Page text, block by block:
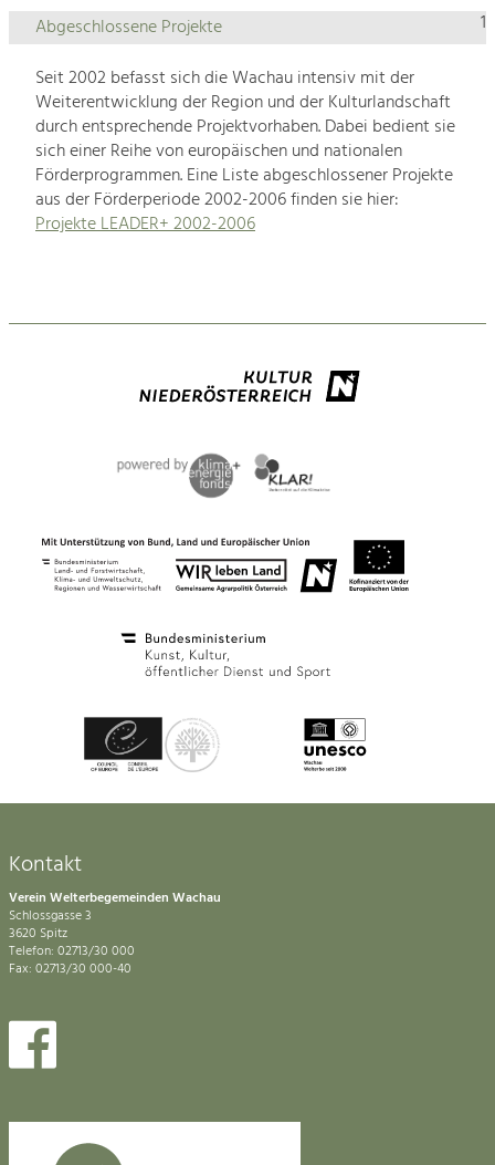
1
Abgeschlossene Projekte
Seit 2002 befasst sich die Wachau intensiv mit der
Weiterentwicklung der Region und der Kulturlandschaft
durch entsprechende Projektvorhaben. Dabei bedient sie
sich einer Reihe von europäischen und nationalen
Förderprogrammen. Eine Liste abgeschlossener Projekte
aus der Förderperiode 2002-2006 finden sie hier:
Projekte LEADER+ 2002-2006
Kontakt
Verein Welterbegemeinden Wachau
Schlossgasse 3
3620 Spitz
Telefon: 02713/30 000
Fax: 02713/30 000-40